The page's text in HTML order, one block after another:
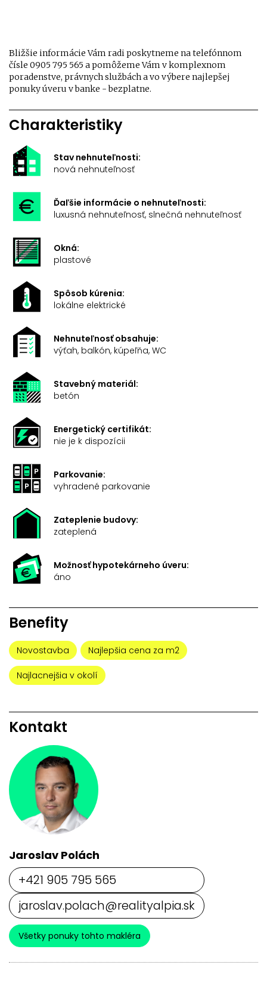
Bližšie informácie Vám radi poskytneme na telefónnom
čísle 0905 795 565 a pomôžeme Vám v komplexnom
poradenstve, právnych službách a vo výbere najlepšej
ponuky úveru v banke - bezplatne.
Charakteristiky
Stav nehnuteľnosti:
nová nehnuteľnosť
Ďaľšie informácie o nehnuteľnosti:
luxusná nehnuteľnosť, slnečná nehnuteľnosť
Okná:
plastové
Spôsob kúrenia:
lokálne elektrické
Nehnuteľnosť obsahuje:
výťah, balkón, kúpeľňa, WC
Stavebný materiál:
betón
Energetický certifikát:
nie je k dispozícii
Parkovanie:
vyhradené parkovanie
Zateplenie budovy:
zateplená
Možnosť hypotekárneho úveru:
áno
Benefity
Novostavba Najlepšia cena za m2
Najlacnejšia v okolí
Kontakt
Jaroslav Polách
+421 905 795 565
jaroslav.polach@realityalpia.sk
Všetky ponuky tohto makléra